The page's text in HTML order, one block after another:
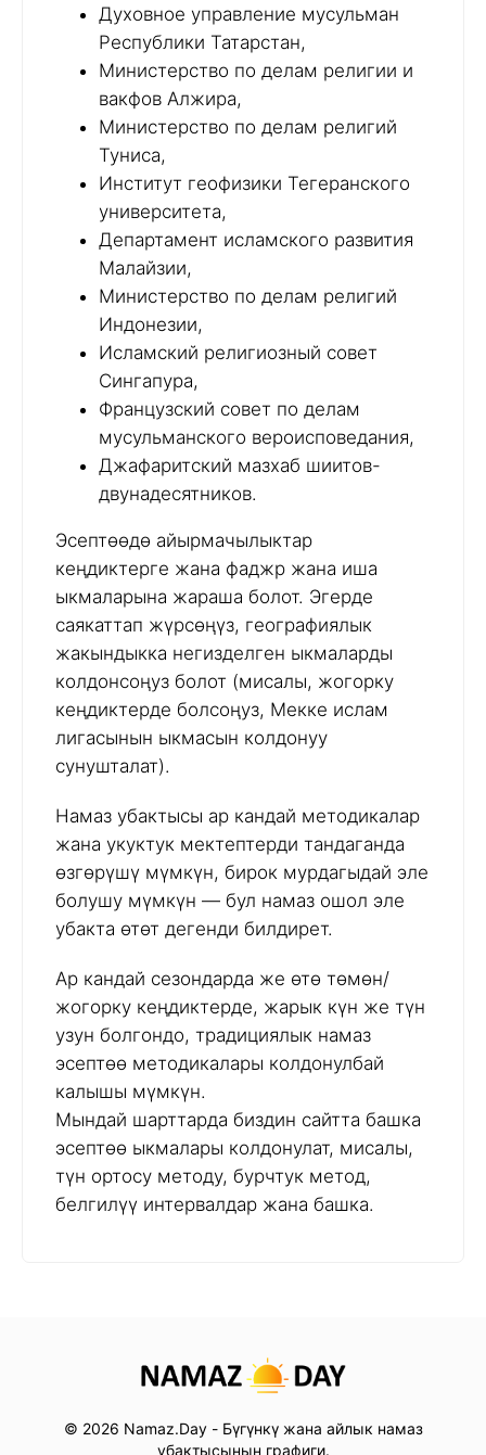
Духовное управление мусульман
Республики Татарстан,
Министерство по делам религии и
вакфов Алжира,
Министерство по делам религий
Туниса,
Институт геофизики Тегеранского
университета,
Департамент исламского развития
Малайзии,
Министерство по делам религий
Индонезии,
Исламский религиозный совет
Сингапура,
Французский совет по делам
мусульманского вероисповедания,
Джафаритский мазхаб шиитов-
двунадесятников.
Эсептөөдө айырмачылыктар
кеңдиктерге жана фаджр жана иша
ыкмаларына жараша болот. Эгерде
саякаттап жүрсөңүз, географиялык
жакындыкка негизделген ыкмаларды
колдонсоңуз болот (мисалы, жогорку
кеңдиктерде болсоңуз, Мекке ислам
лигасынын ыкмасын колдонуу
сунушталат).
Намаз убактысы ар кандай методикалар
жана укуктук мектептерди тандаганда
өзгөрүшү мүмкүн, бирок мурдагыдай эле
болушу мүмкүн — бул намаз ошол эле
убакта өтөт дегенди билдирет.
Ар кандай сезондарда же өтө төмөн/
жогорку кеңдиктерде, жарык күн же түн
узун болгондо, традициялык намаз
эсептөө методикалары колдонулбай
калышы мүмкүн.
Мындай шарттарда биздин сайтта башка
эсептөө ыкмалары колдонулат, мисалы,
түн ортосу методу, бурчтук метод,
белгилүү интервалдар жана башка.
© 2026 Namaz.Day - Бүгүнкү жана айлык намаз
убактысынын графиги.